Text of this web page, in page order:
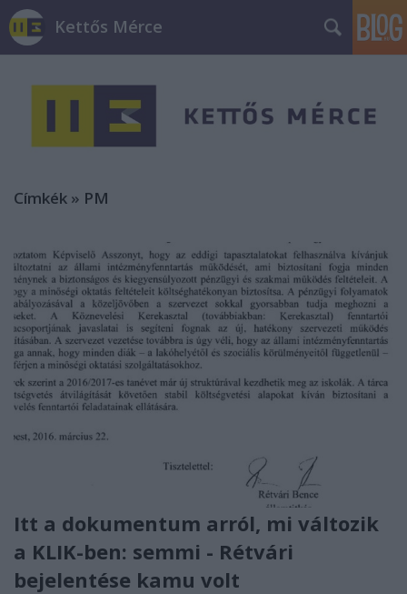
Kettős Mérce
Címkék » PM
Itt a dokumentum arról, mi változik
a KLIK-ben: semmi - Rétvári
bejelentése kamu volt